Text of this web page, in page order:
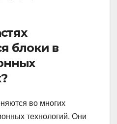
блоки в
во многих
технологий. Они